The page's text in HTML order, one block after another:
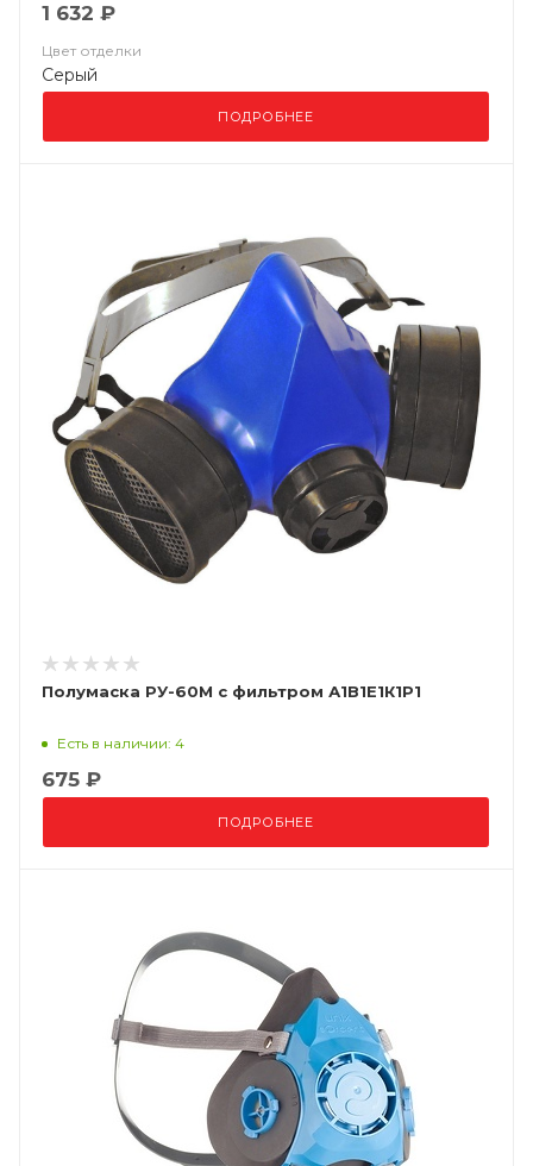
1 632 ₽
Цвет отделки
Серый
ПОДРОБНЕЕ
Полумаска РУ-60М с фильтром А1В1Е1К1P1
Есть в наличии: 4
675 ₽
ПОДРОБНЕЕ